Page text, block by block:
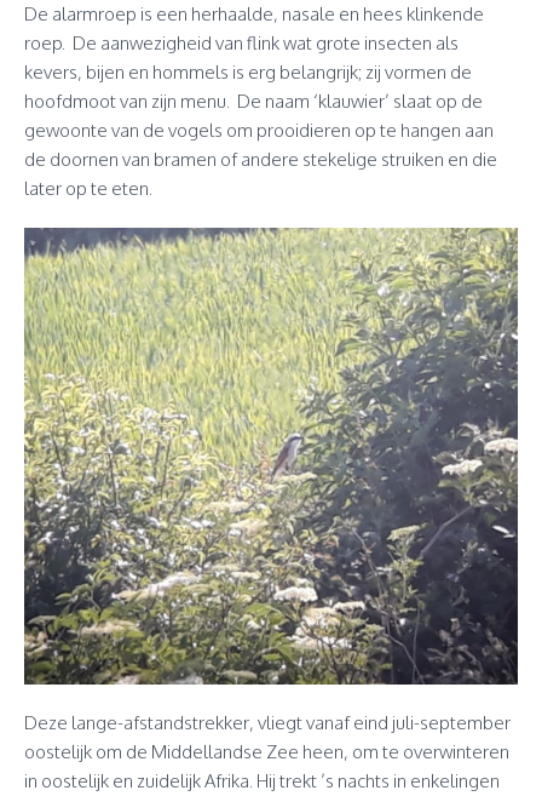
De alarmroep is een herhaalde, nasale en hees klinkende
roep. De aanwezigheid van flink wat grote insecten als
kevers, bijen en hommels is erg belangrijk; zij vormen de
hoofdmoot van zijn menu. De naam ‘klauwier’ slaat op de
gewoonte van de vogels om prooidieren op te hangen aan
de doornen van bramen of andere stekelige struiken en die
later op te eten.
Deze lange-afstandstrekker, vliegt vanaf eind juli-september
oostelijk om de Middellandse Zee heen, om te overwinteren
in oostelijk en zuidelijk Afrika. Hij trekt ’s nachts in enkelingen